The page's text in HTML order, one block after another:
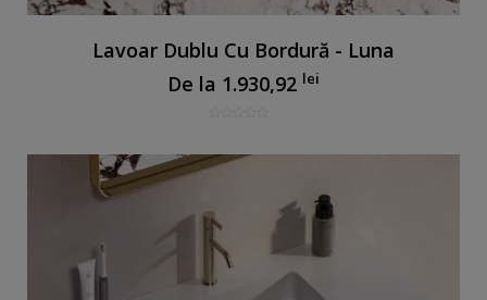
Lavoar Dublu Cu Bordură - Luna
De la 1.930,92 lei